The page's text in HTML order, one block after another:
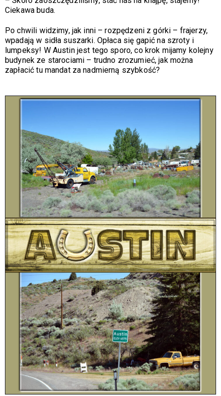
Ciekawa buda.
Po chwili widzimy, jak inni – rozpędzeni z górki – frajerzy,
wpadają w sidła suszarki. Opłaca się gapić na szroty i
lumpeksy! W Austin jest tego sporo, co krok mijamy kolejny
budynek ze starociami – trudno zrozumieć, jak można
zapłacić tu mandat za nadmierną szybkość?